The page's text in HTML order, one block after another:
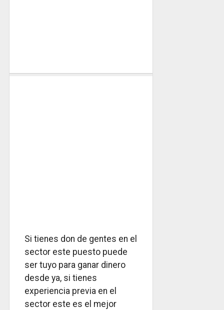
Si tienes don de gentes en el
sector este puesto puede
ser tuyo para ganar dinero
desde ya, si tienes
experiencia previa en el
sector este es el mejor